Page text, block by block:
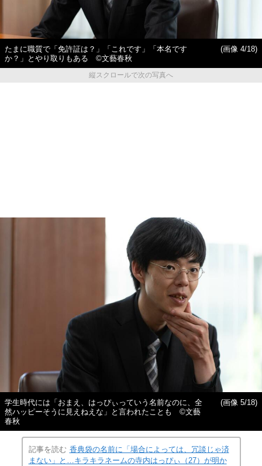
たまに職質で「免許証は？」「これです」「本名です
か？」とやり取りもある ©︎文藝春秋
(画像 4/18)
縦スクロールで次の写真へ
学生時代には「おまえ、はっぴぃっていう名前なのに、全
然ハッピーそうに見えねえな」と言われたことも ©︎文藝
春秋
(画像 5/18)
記事を読む 香典袋の名前に「場合によっては、冗談じゃ済
まない」と…キラキラネームの寺内はっぴぃ（27）が明か